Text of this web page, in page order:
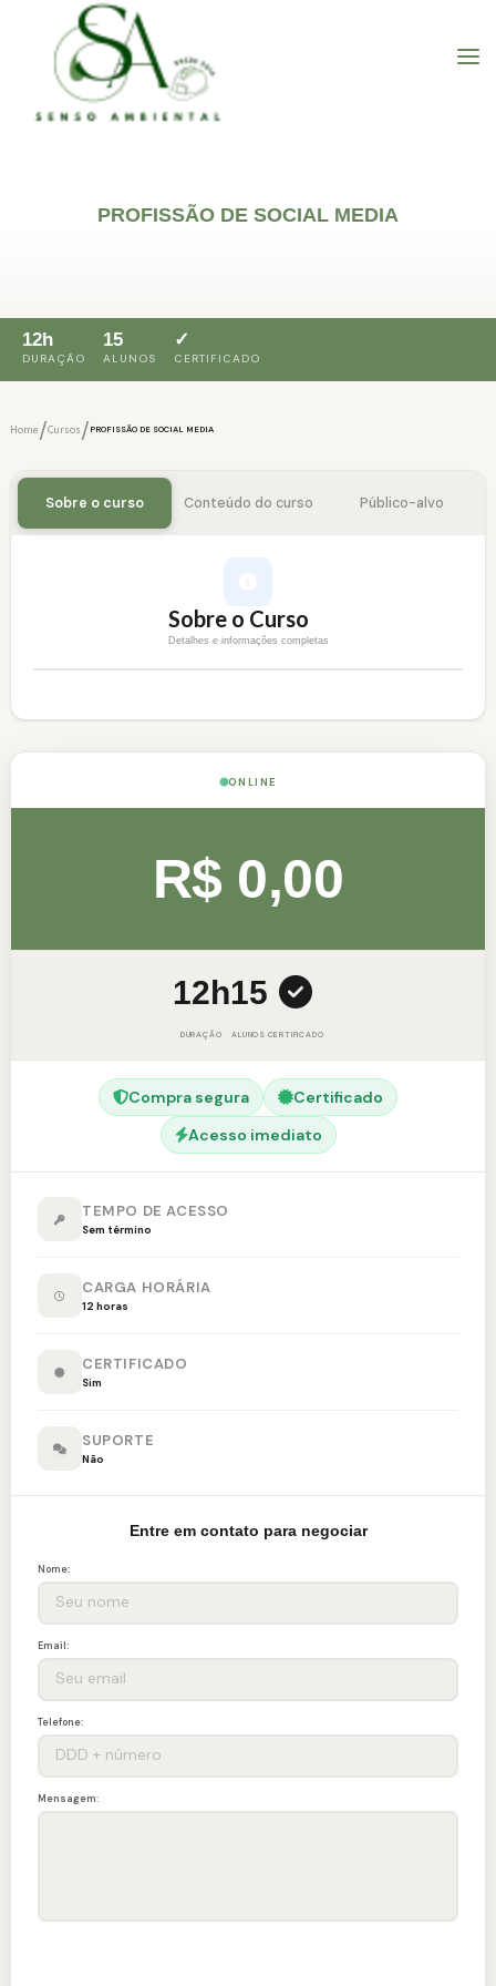
PROFISSÃO DE SOCIAL MEDIA
12h
DURAÇÃO
15
ALUNOS
✓
CERTIFICADO
Home/Cursos/ PROFISSÃO DE SOCIAL MEDIA
Sobre o curso Conteúdo do curso Público-alvo
Sobre o Curso
Detalhes e informações completas
ONLINE
R$ 0,00
12h
DURAÇÃO
15
ALUNOS CERTIFICADO
Compra segura
Certificado
Acesso imediato
TEMPO DE ACESSO
Sem término
CARGA HORÁRIA
12 horas
CERTIFICADO
Sim
SUPORTE
Não
Entre em contato para negociar
Nome:
Email:
Telefone:
Mensagem: